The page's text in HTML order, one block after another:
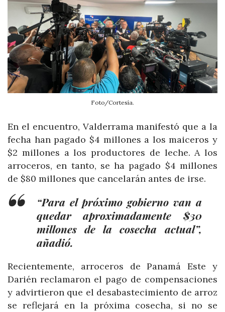
Foto/Cortesía.
En el encuentro, Valderrama manifestó que a la
fecha han pagado $4 millones a los maiceros y
$2 millones a los productores de leche. A los
arroceros, en tanto, se ha pagado $4 millones
de $80 millones que cancelarán antes de irse.
“Para el próximo gobierno van a
quedar aproximadamente $30
millones de la cosecha actual”,
añadió.
Recientemente, arroceros de Panamá Este y
Darién reclamaron el pago de compensaciones
y advirtieron que el desabastecimiento de arroz
se reflejará en la próxima cosecha, si no se